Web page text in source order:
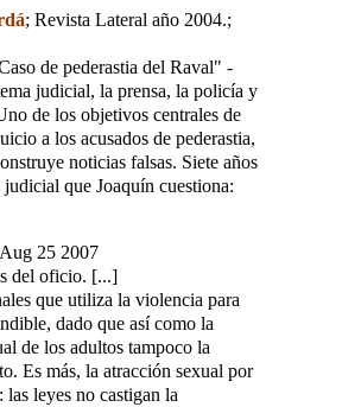
; Revista Lateral año 2004.;
de pederastia del Raval" -
judicial, la prensa, la policía y
de los objetivos centrales de
a los acusados de pederastia,
noticias falsas. Siete años
que Joaquín cuestiona:
25 2007
del oficio. [...]
que utiliza la violencia para
dado que así como la
de los adultos tampoco la
Es más, la atracción sexual por
leyes no castigan la